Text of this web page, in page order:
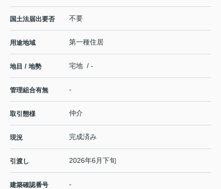
国土法届出要否 不要
用途地域 第一種住居
地目 / 地勢 宅地 / -
管理組合有無 -
取引態様 仲介
現況 完成済み
引渡し 2026年6月下旬
建築確認番号 -